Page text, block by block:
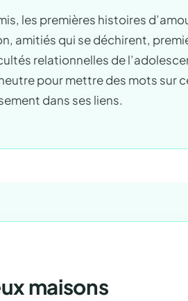
les premières histoires
amitiés qui se déchirent,
relationnelles de
pour mettre des mots sur
dans ses liens.
maisons